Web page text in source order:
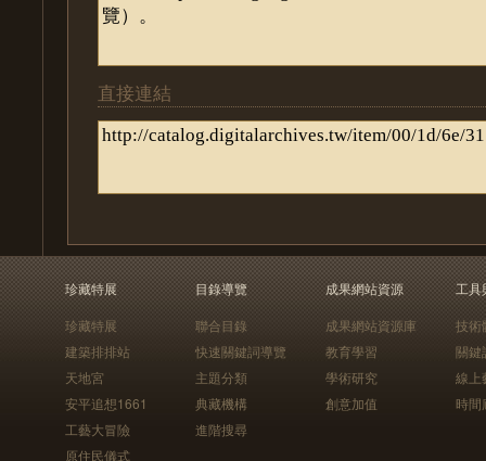
直接連結
珍藏特展
珍藏特展
建築排排站
天地宮
安平追想1661
工藝大冒險
原住民儀式
目錄導覽
聯合目錄
快速關鍵詞導覽
主題分類
典藏機構
進階搜尋
成果網站資源
成果網站資源庫
教育學習
學術研究
創意加值
工具
技術
關鍵
線上
時間